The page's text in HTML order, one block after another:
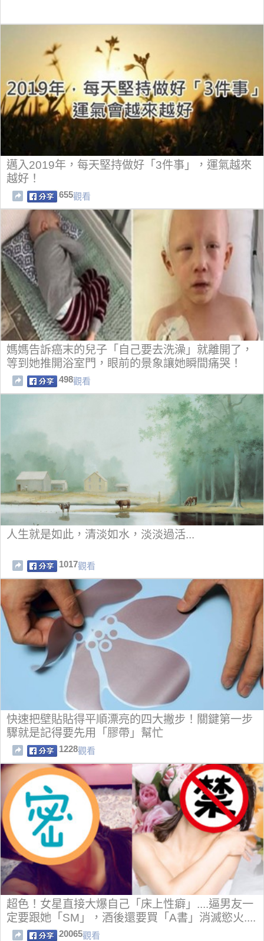
邁入2019年，每天堅持做好「3件事」，運氣越來
越好！
655觀看
媽媽告訴癌末的兒子「自己要去洗澡」就離開了，
等到她推開浴室門，眼前的景象讓她瞬間痛哭！
498觀看
人生就是如此，清淡如水，淡淡過活...
1017觀看
快速把壁貼貼得平順漂亮的四大撇步！關鍵第一步
驟就是記得要先用「膠帶」幫忙
1228觀看
超色！女星直接大爆自己「床上性癖」....逼男友一
定要跟她「SM」，酒後還要買「A書」消滅慾火....
20065觀看